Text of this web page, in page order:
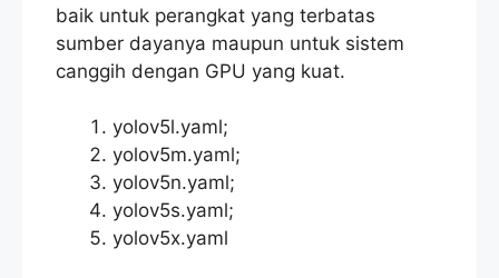
baik untuk perangkat yang terbatas
sumber dayanya maupun untuk sistem
canggih dengan GPU yang kuat.
yolov5l.yaml;
yolov5m.yaml;
yolov5n.yaml;
yolov5s.yaml;
yolov5x.yaml